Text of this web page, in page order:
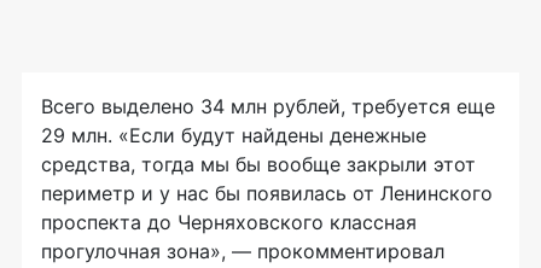
Всего выделено 34 млн рублей, требуется еще
29 млн. «Если будут найдены денежные
средства, тогда мы бы вообще закрыли этот
периметр и у нас бы появилась от Ленинского
проспекта до Черняховского классная
прогулочная зона», — прокомментировал